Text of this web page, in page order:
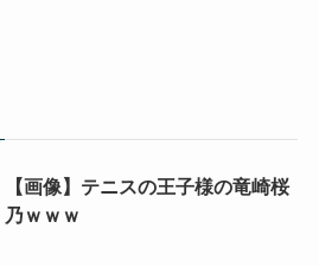
【画像】テニスの王子様の竜崎桜
乃ｗｗｗ